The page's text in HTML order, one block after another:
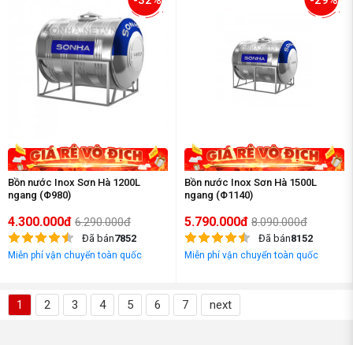
Bồn nước Inox Sơn Hà 1200L
ngang (Φ980)
4.300.000đ 6.290.000đ
Đã bán7852
Miễn phí vận chuyển toàn quốc
Bồn nước Inox Sơn Hà 1500L
ngang (Φ1140)
5.790.000đ 8.090.000đ
Đã bán8152
Miễn phí vận chuyển toàn quốc
1 2 3 4 5 6 7 next